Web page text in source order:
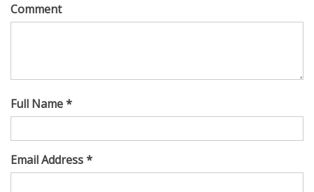
Comment
Full Name *
Email Address *